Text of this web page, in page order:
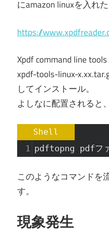
にamazon linuxを入れた
https://
Xpdf command line
xpdf-tools-linux-
してインストール。
よしなに配置されると、
Shell
1 pdftopng pdfフ
このようなコマンドを
す。
現象発生